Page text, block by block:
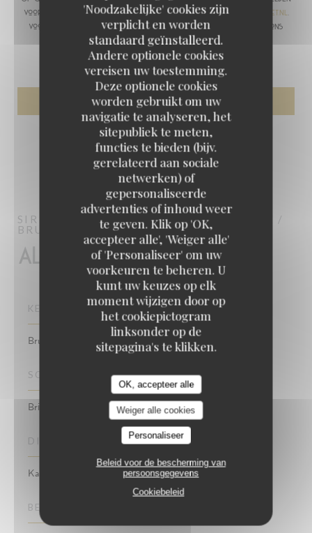
'Noodzakelijke' cookies zijn
verplicht en worden
standaard geïnstalleerd.
Andere optionele cookies
vereisen uw toestemming.
Deze optionele cookies
worden gebruikt om uw
navigatie te analyseren, het
sitepubliek te meten,
functies te bieden (bijv.
gerelateerd aan sociale
netwerken) of
gepersonaliseerde
advertenties of inhoud weer
te geven. Klik op 'OK,
accepteer alle', 'Weiger alle'
of 'Personaliseer' om uw
voorkeuren te beheren. U
kunt uw keuzes op elk
moment wijzigen door op
het cookiepictogram
linksonder op de
sitepagina's te klikken.
OK, accepteer alle
Weiger alle cookies
Personaliseer
Beleid voor de bescherming van
persoonsgegevens
Cookiebeleid
voor telefonische marketing via het Bel-me-niet Register:
bel-me-niet.nl.
Voor meer informatie over hoe wij uw gegevens verwerken, zie ons
privacybeleid.
SIR WINSTONBRITISH PUB & BRASSERIE /
BRUNCH / TERRASSE / DORIS BAR
Algemene informatie
KEUKEN
Brunch, Brouwerij, Pub, Bar Restaurant
SOORT BEDRIJF
British Pub & Brasserie / Brunch / Terrasse / Doris Bar
DIENSTEN
Kamer met airconditioning, Cocktail bar, WIFI, Terras
BETAALMETHODEN